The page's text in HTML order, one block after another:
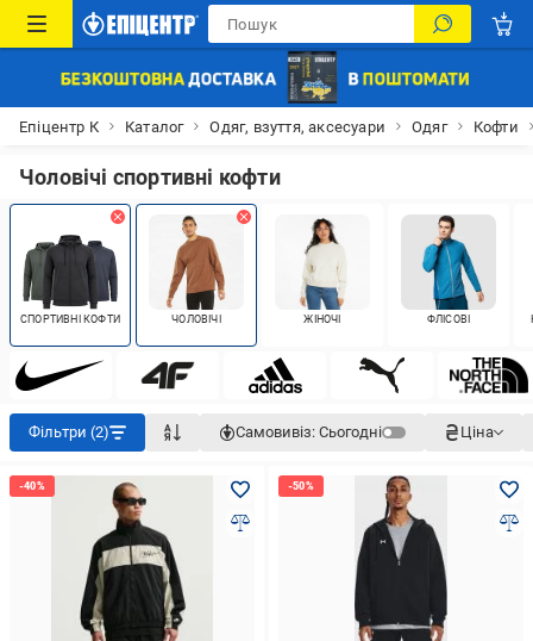
Епіцентр К Каталог Одяг, взуття, аксесуари Одяг Кофти
Чоловічі спортивні кофти
СПОРТИВНІ КОФТИ ЧОЛОВІЧІ ЖІНОЧІ ФЛІСОВІ
Фільтри (2) Самовивіз: Сьогодні Ціна